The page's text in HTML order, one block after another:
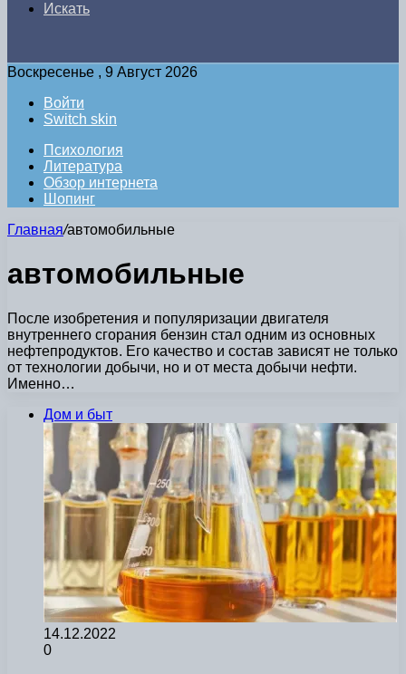
Искать
Воскресенье , 9 Август 2026
Войти
Switch skin
Психология
Литература
Обзор интернета
Шопинг
Главная/автомобильные
автомобильные
После изобретения и популяризации двигателя
внутреннего сгорания бензин стал одним из основных
нефтепродуктов. Его качество и состав зависят не только
от технологии добычи, но и от места добычи нефти.
Именно…
Дом и быт
14.12.2022
0